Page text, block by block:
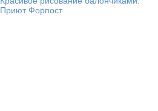
Приют Форпост